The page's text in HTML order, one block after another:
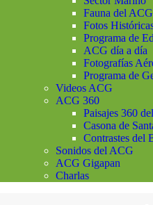
Fauna del ACG
Fotos
Programa de
ACG día a día
Fotografías
Programa de
Videos ACG
ACG 360
Paisajes 360
Casona de
Contrastes del
Sonidos del ACG
ACG Gigapan
Charlas